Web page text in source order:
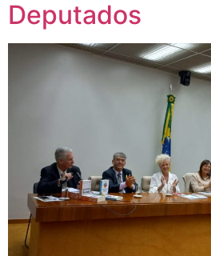
Deputados